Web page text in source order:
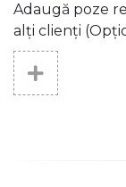
Adaugă poze
alți clienți